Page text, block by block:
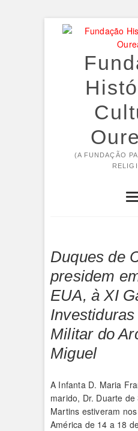
(A FUNDAÇÃO
Duques de
presidem
EUA, à XI
Militar do
Miguel
A Infanta D. Maria
marido, Dr. Duarte
Martins estiveram
América de 14 a 18